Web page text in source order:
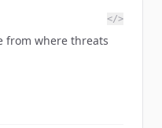
</>
from where threats